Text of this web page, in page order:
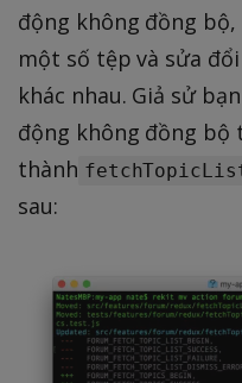
động không đồng
một số tệp và sửa
khác nhau. Giả sử
động không đồng bộ
thành
sau: